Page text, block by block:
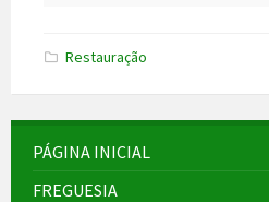
Restauração
PÁGINA INICIAL
FREGUESIA